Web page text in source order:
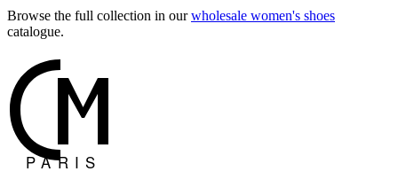
Browse the full collection in our wholesale women's shoes
catalogue.